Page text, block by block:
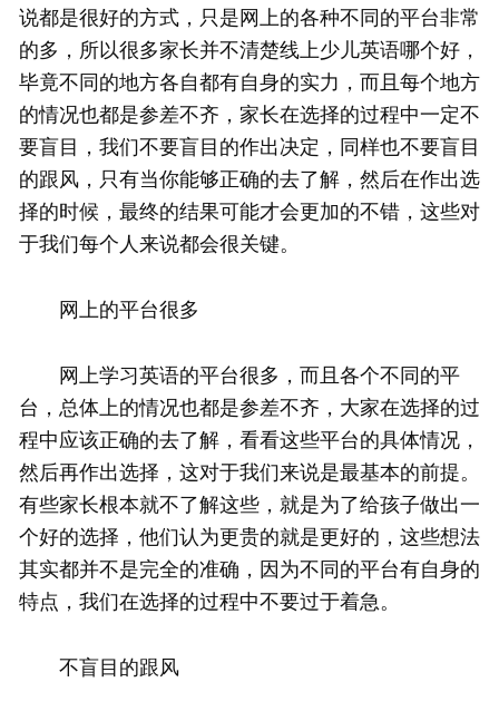
说都是很好的方式，只是网上的各种不同的平台非常
的多，所以很多家长并不清楚线上少儿英语哪个好，
毕竟不同的地方各自都有自身的实力，而且每个地方
的情况也都是参差不齐，家长在选择的过程中一定不
要盲目，我们不要盲目的作出决定，同样也不要盲目
的跟风，只有当你能够正确的去了解，然后在作出选
择的时候，最终的结果可能才会更加的不错，这些对
于我们每个人来说都会很关键。
网上的平台很多
网上学习英语的平台很多，而且各个不同的平
台，总体上的情况也都是参差不齐，大家在选择的过
程中应该正确的去了解，看看这些平台的具体情况，
然后再作出选择，这对于我们来说是最基本的前提。
有些家长根本就不了解这些，就是为了给孩子做出一
个好的选择，他们认为更贵的就是更好的，这些想法
其实都并不是完全的准确，因为不同的平台有自身的
特点，我们在选择的过程中不要过于着急。
不盲目的跟风